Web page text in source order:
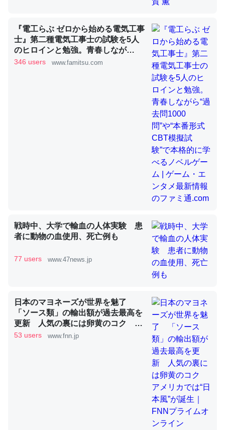
昆虫ってカルシウム少ないのか。知らんかった。調べたら
コオロギのカルシウム分はエビの600分の1程度。
─ニュース :: 【研究発表】昆虫学の大問題＝「昆虫はなぜ海にいな
論文では「淡水はカルシウムも酸素も不足してて両方に不
利だから両方が拮抗してるのでは」とあって面白い。海に
いる鋏角類（カブトガニ・ウミグモ）はカルシウムを使わ
ずキチンを強化してる筈だが、酵素が違うのか？
─ニュース :: 【研究発表】昆虫学の大問題＝「昆虫はなぜ海にいな
これを元に考えるとカルシウムを大量に使う脊椎動物と貝
─ニュース :: 【研究発表】昆虫学の大問題＝「昆虫はなぜ海にいな
いのか」に関する新仮説
ウチもEchoを実家に置いて４年。でたまに覗いてる。ぼ
ちぼちRingも置こうかと画策中。あと、Googleマップで
位置情報を共有してる。電池残量や充電中かが分かるので
『電工らぶ ゼロから始める電気工事
士』第二種電気工事士の試験を5人
のヒロインと勉強。青春しなが
ら“過去問1000問”や“本番形式CBT
346 users www.famitsu.com
戦時中、大学で輸血の人体実験 患
者に動物の血使用、死亡例も
77 users www.47news.jp
日本のマヨネーズが世界を魅了
「ソース類」の輸出額が過去最高を
更新 人気の裏には卵黄のコク ア
メリカでは“日本風”が誕生｜FNNプ
53 users www.fnn.jp